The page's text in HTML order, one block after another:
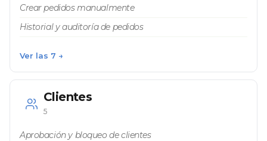
Crear pedidos manualmente
Historial y auditoría de pedidos
Ver las 7 →
Clientes
5
Aprobación y bloqueo de clientes